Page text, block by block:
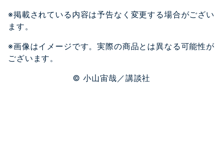
※掲載されている内容は予告なく変更する場合がござい
ます。
※画像はイメージです。実際の商品とは異なる可能性が
ございます。
©︎ 小山宙哉／講談社